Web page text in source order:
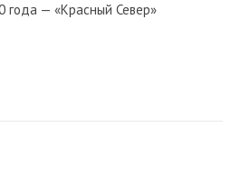
года — «Красный Север»